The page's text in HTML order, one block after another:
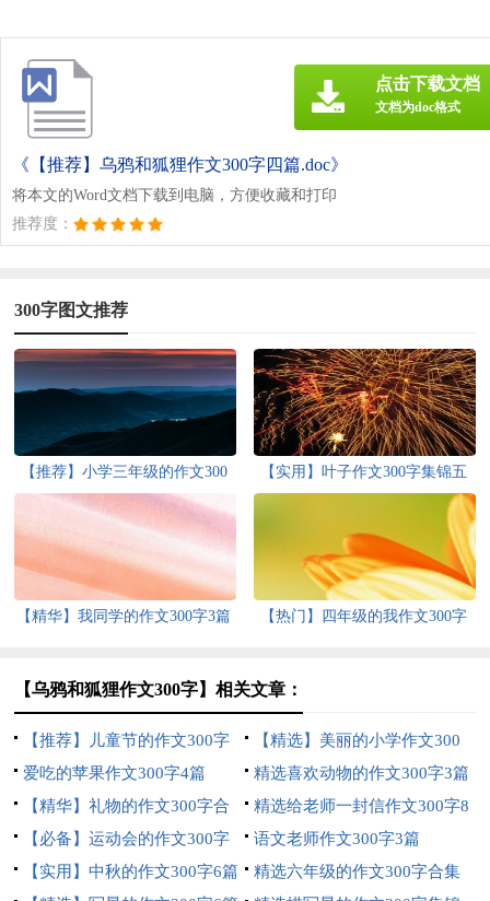
《【推荐】乌鸦和狐狸作文300字四篇.doc》
将本文的Word文档下载到电脑，方便收藏和打印
推荐度：
点击下载文档
文档为doc格式
300字图文推荐
【推荐】小学三年级的作文300
字9篇
【实用】叶子作文300字集锦五
【精华】我同学的作文300字3篇
【热门】四年级的我作文300字
【乌鸦和狐狸作文300字】相关文章：
【推荐】儿童节的作文300字
四篇
【精选】美丽的小学作文300
字4篇
爱吃的苹果作文300字4篇
精选喜欢动物的作文300字3篇
【精华】礼物的作文300字合
集10篇
精选给老师一封信作文300字8
篇
【必备】运动会的作文300字
六篇
语文老师作文300字3篇
【实用】中秋的作文300字6篇
精选六年级的作文300字合集